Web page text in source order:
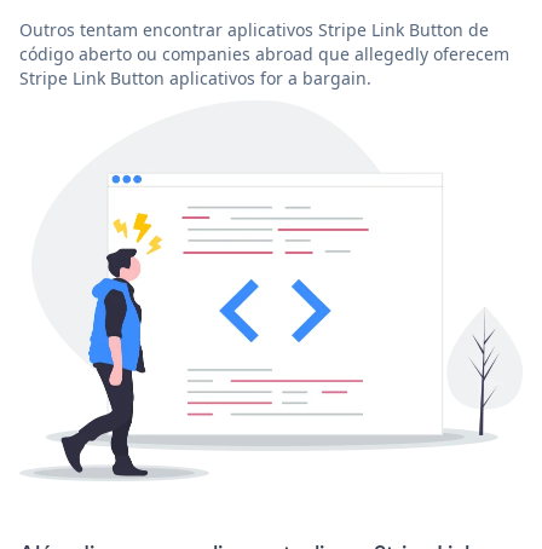
Outros tentam encontrar aplicativos Stripe Link Button de
código aberto ou companies abroad que allegedly oferecem
Stripe Link Button aplicativos for a bargain.